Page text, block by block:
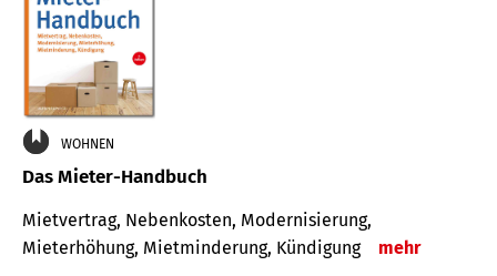
WOHNEN
Das Mieter-Handbuch
Mietvertrag, Nebenkosten, Modernisierung,
Mieterhöhung, Mietminderung, Kündigung
mehr